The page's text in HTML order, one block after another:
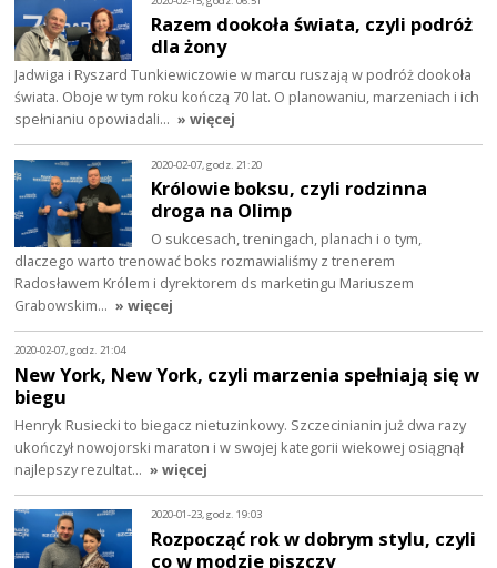
Razem dookoła świata, czyli podróż
dla żony
Jadwiga i Ryszard Tunkiewiczowie w marcu ruszają w podróż dookoła
świata. Oboje w tym roku kończą 70 lat. O planowaniu, marzeniach i ich
spełnianiu opowiadali… » więcej
2020-02-07, godz. 21:20
Królowie boksu, czyli rodzinna
droga na Olimp
O sukcesach, treningach, planach i o tym,
dlaczego warto trenować boks rozmawialiśmy z trenerem
Radosławem Królem i dyrektorem ds marketingu Mariuszem
Grabowskim… » więcej
2020-02-07, godz. 21:04
New York, New York, czyli marzenia spełniają się w
biegu
Henryk Rusiecki to biegacz nietuzinkowy. Szczecinianin już dwa razy
ukończył nowojorski maraton i w swojej kategorii wiekowej osiągnął
najlepszy rezultat… » więcej
2020-01-23, godz. 19:03
Rozpocząć rok w dobrym stylu, czyli
co w modzie piszczy